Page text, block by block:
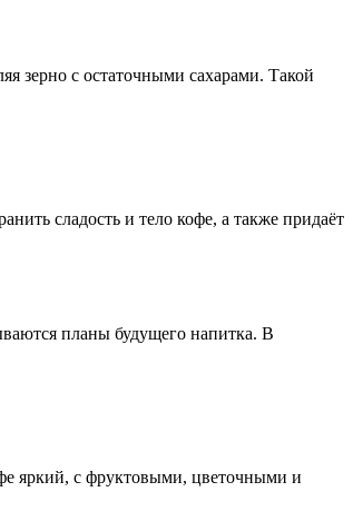
зерно с остаточными сахарами. Такой
сладость и тело кофе, а также придаёт
планы будущего напитка. В
яркий, с фруктовыми, цветочными и